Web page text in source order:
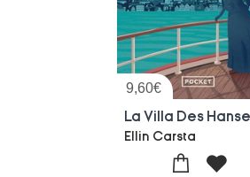
9,60€
Ellin Carsta